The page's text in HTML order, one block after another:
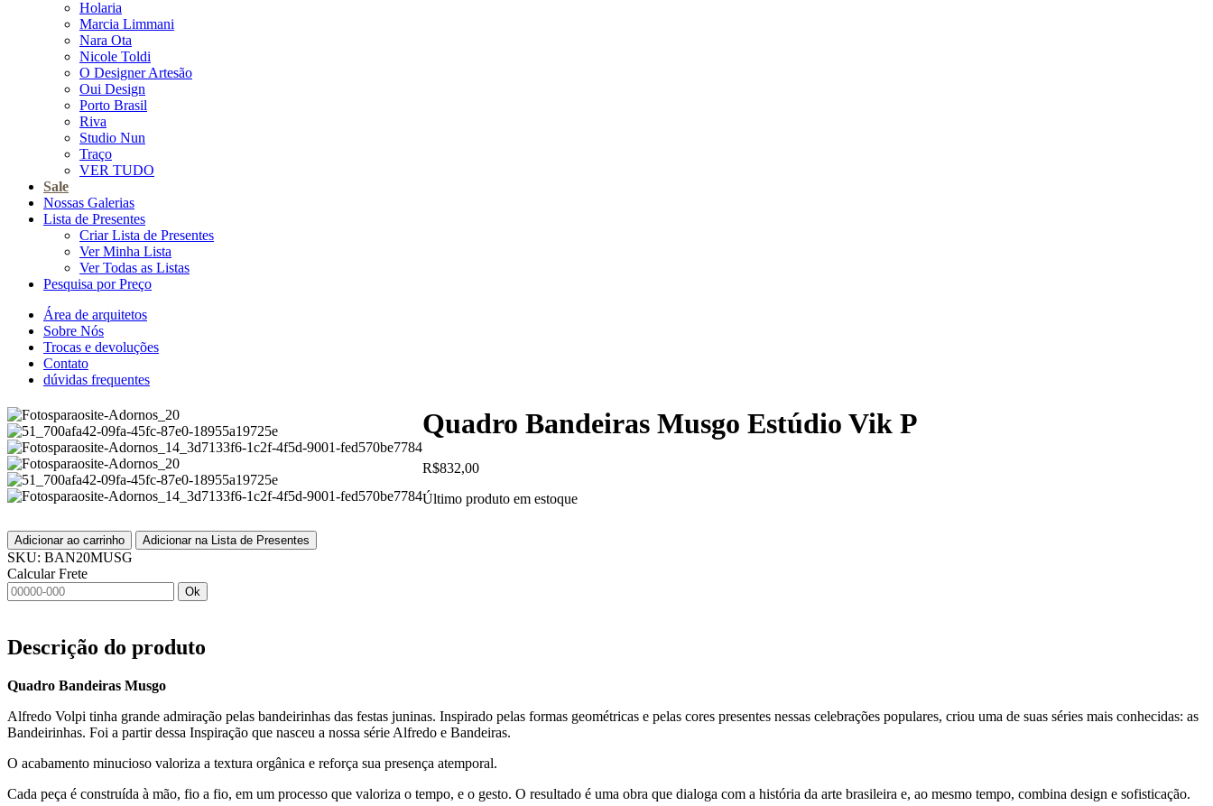
Holaria
Marcia Limmani
Nara Ota
Nicole Toldi
O Designer Artesão
Oui Design
Porto Brasil
Riva
Studio Nun
Traço
VER TUDO
Sale
Nossas Galerias
Lista de Presentes
Criar Lista de Presentes
Ver Minha Lista
Ver Todas as Listas
Pesquisa por Preço
Área de arquitetos
Sobre Nós
Trocas e devoluções
Contato
dúvidas frequentes
Quadro Bandeiras Musgo Estúdio Vik P
R$832,00
Último produto em estoque
Adicionar ao carrinho Adicionar na Lista de Presentes
SKU: BAN20MUSG
Calcular Frete
Ok
Descrição do produto
Quadro Bandeiras Musgo
Alfredo Volpi tinha grande admiração pelas bandeirinhas das festas juninas. Inspirado pelas formas geométricas e pelas cores presentes nessas celebrações populares, criou uma de suas séries mais conhecidas: as
Bandeirinhas. Foi a partir dessa Inspiração que nasceu a nossa série Alfredo e Bandeiras.
O acabamento minucioso valoriza a textura orgânica e reforça sua presença atemporal.
Cada peça é construída à mão, fio a fio, em um processo que valoriza o tempo, e o gesto. O resultado é uma obra que dialoga com a história da arte brasileira e, ao mesmo tempo, combina design e sofisticação.